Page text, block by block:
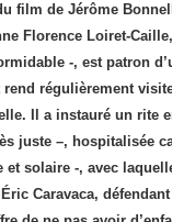
film de Jérôme
Florence Loiret-
-, est patron
rend régulièrement
Il a instauré un
juste –, hospitalisée
et solaire -, avec
Caravaca,